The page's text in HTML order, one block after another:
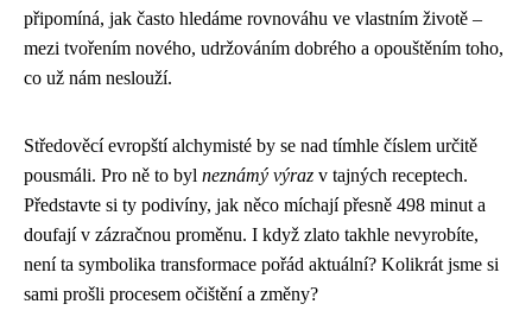
připomíná, jak často hledáme rovnováhu ve vlastním životě –
mezi tvořením nového, udržováním dobrého a opouštěním toho,
co už nám neslouží.
Středověcí evropští alchymisté by se nad tímhle číslem určitě
pousmáli. Pro ně to byl neznámý výraz v tajných receptech.
Představte si ty podivíny, jak něco míchají přesně 498 minut a
doufají v zázračnou proměnu. I když zlato takhle nevyrobíte,
není ta symbolika transformace pořád aktuální? Kolikrát jsme si
sami prošli procesem očištění a změny?